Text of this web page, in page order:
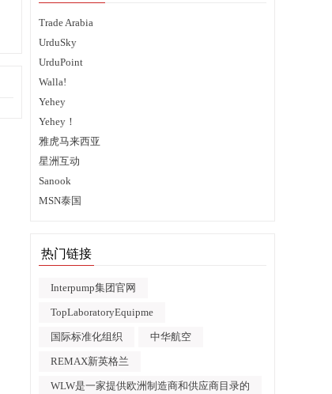
Trade Arabia
UrduSky
UrduPoint
Walla!
Yehey
Yehey！
雅虎马来西亚
星洲互动
Sanook
MSN泰国
热门链接
Interpump集团官网
TopLaboratoryEquipme
国际标准化组织 中华航空
REMAX新英格兰
WLW是一家提供欧洲制造商和供应商目录的